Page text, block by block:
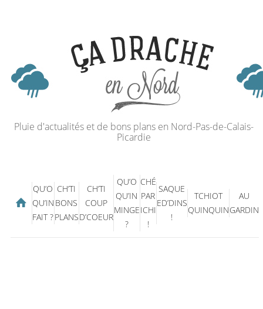
Pluie d'actualités et de bons plans en Nord-Pas-de-Calais-
Picardie
QU’O
QU’IN
FAIT ?
CH’TI
BONS
PLANS
CH’TI
COUP
D’COEUR
QU’O
QU’IN
MINGE
?
CHÉ
PAR
ICHI
!
SAQUE
ED’DINS
!
TCHIOT
QUINQUIN
AU
GARDIN